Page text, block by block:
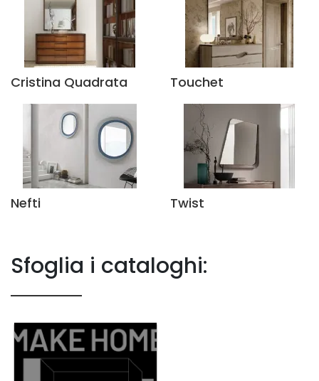
Cristina Quadrata Touchet
Nefti Twist
Sfoglia i cataloghi: